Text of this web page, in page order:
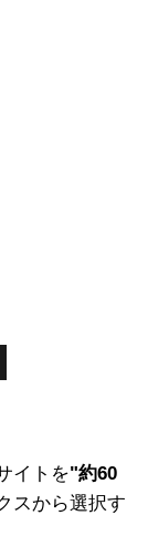
イトを"約60
スから選択す